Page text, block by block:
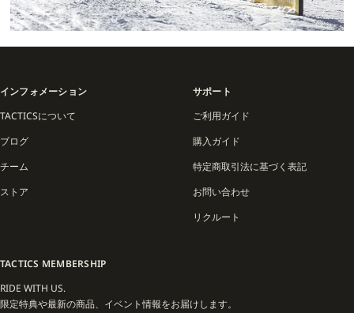
インフォメーション
TACTICSについて
ブログ
チーム
ストア
サポート
ご利用ガイド
購入ガイド
特定商取引法に基づく表記
お問い合わせ
リクルート
TACTICS MEMBERSHIP
RIDE WITH US.
限定特典や最新の商品、イベント情報をお届けします。